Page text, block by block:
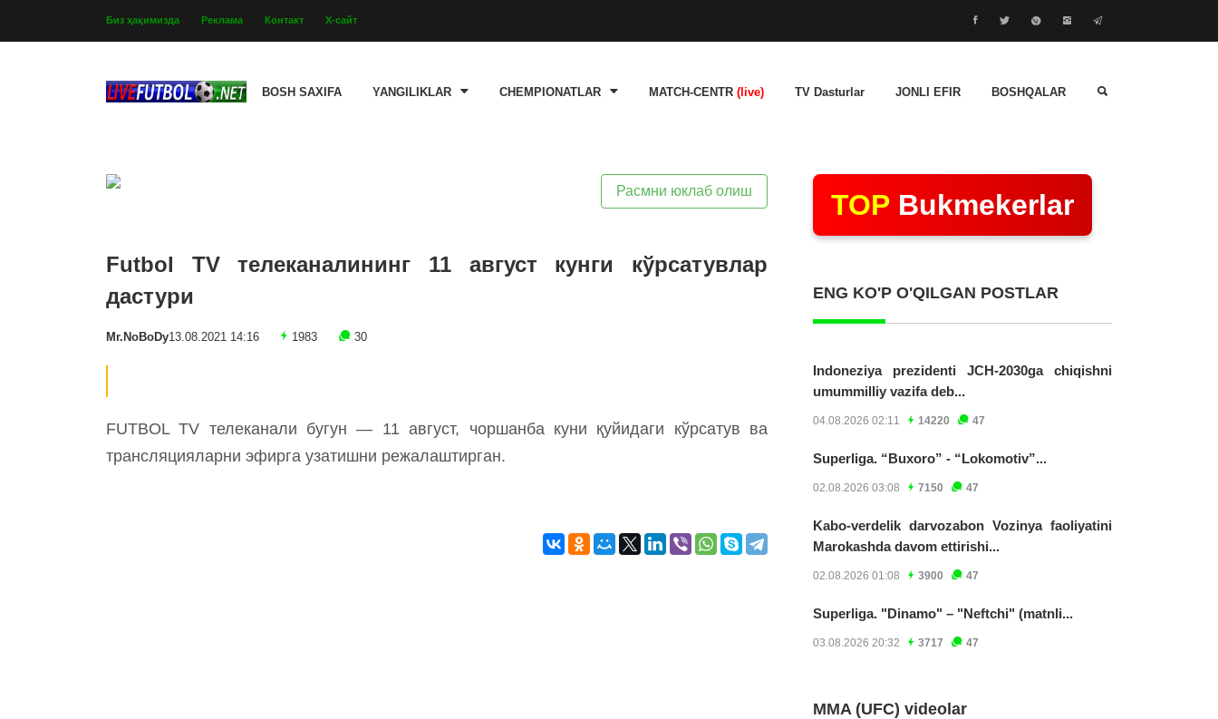
Биз ҳақимизда Реклама Контакт Х-сайт
BOSH SAXIFA YANGILIKLAR CHEMPIONATLAR MATCH-CENTR (live) TV Dasturlar JONLI EFIR BOSHQALAR
Расмни юклаб олиш
Futbol TV телеканалининг 11 август кунги кўрсатувлар
дастури
Mr.NoBoDy13.08.2021 14:16 1983 30
FUTBOL TV телеканали бугун — 11 август, чоршанба куни қуйидаги кўрсатув ва
трансляцияларни эфирга узатишни режалаштирган.
TOP Bukmekerlar
ENG KO'P O'QILGAN POSTLAR
Indoneziya prezidenti JCH-2030ga chiqishni
umummilliy vazifa deb...
04.08.2026 02:11 14220 47
Superliga. “Buxoro” - “Lokomotiv”...
02.08.2026 03:08 7150 47
Kabo-verdelik darvozabon Vozinya faoliyatini
Marokashda davom ettirishi...
02.08.2026 01:08 3900 47
Superliga. "Dinamo" – "Neftchi" (matnli...
03.08.2026 20:32 3717 47
MMA (UFC) videolar